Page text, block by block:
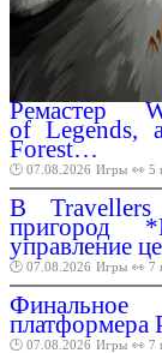
Ремастер
of Legends,
Forest…
🕑 07.08.2026 Игры 👀 5
В Travellers
пригород
управление
🕑 07.08.2026 Игры 👀 7
Финальное
платформера
🕑 07.08.2026 Игры 👀 7